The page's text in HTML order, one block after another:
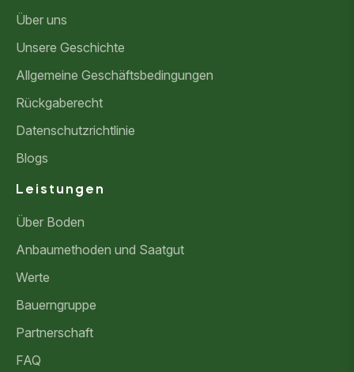
Über uns
Unsere Geschichte
Allgemeine Geschäftsbedingungen
Rückgaberecht
Datenschutzrichtlinie
Blogs
Leistungen
Über Boden
Anbaumethoden und Saatgut
Werte
Bauerngruppe
Partnerschaft
FAQ